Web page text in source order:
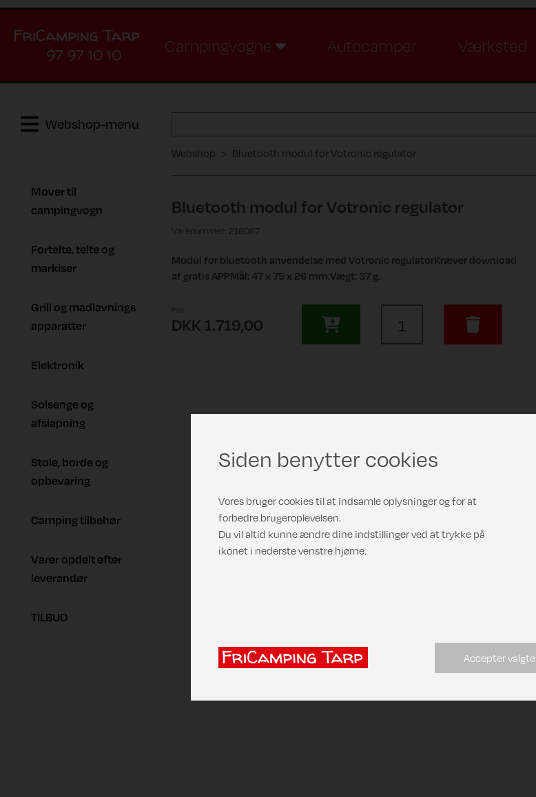
97 97 10 10
Campingvogne Autocamper Værksted
Webshop-menu
Webshop Bluetooth modul for Votronic regulator
Mover til
campingvogn
Fortelte. telte og
markiser
Grill og madlavnings
apparatter
Elektronik
Solsenge og
afslapning
Stole, borde og
opbevaring
Camping tilbehør
Varer opdelt efter
leverandør
TILBUD
Bluetooth modul for Votronic regulator
Varenummer: 216067
Modul for bluetooth anvendelse med Votronic regulatorKræver download
af gratis APPMål: 47 x 75 x 26 mm.Vægt: 37 g.
DKK 1.719,00
Siden benytter cookies
Vores bruger cookies til at indsamle oplysninger og for at
forbedre brugeroplevelsen.
Du vil altid kunne ændre dine indstillinger ved at trykke på
ikonet i nederste venstre hjørne.
Accepter valgte